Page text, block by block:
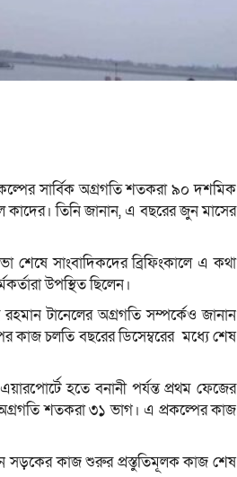
সার্বিক অগ্রগতি শতকরা ৯০ দশমিক
তিনি জানান, এ বছরের জুন মাসের
শেষে সাংবাদিকদের ব্রিফিংকালে এ কথা
উপস্থিত ছিলেন।
রহমান টানেলের অগ্রগতি সম্পর্কেও জানান
কাজ চলতি বছরের ডিসেম্বরের মধ্যে শেষ
হতে বনানী পর্যন্ত প্রথম ফেজের
শতকরা ৩১ ভাগ। এ প্রকল্পের কাজ
সড়কের কাজ শুরুর প্রস্তুতিমূলক কাজ শেষ